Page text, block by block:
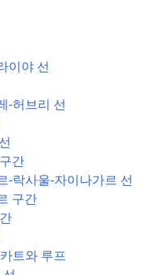
이야 선
-허브리 선
간
-락사울-자이나가르 선
구간
트와 루프